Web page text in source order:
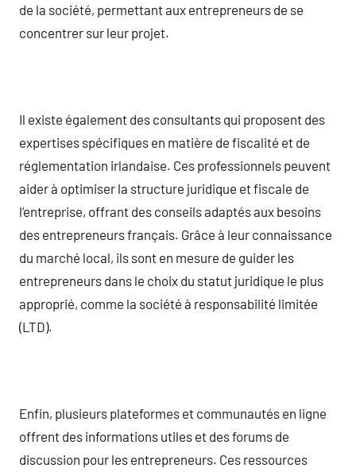
de la société, permettant aux entrepreneurs de se
concentrer sur leur projet.
Il existe également des consultants qui proposent des
expertises spécifiques en matière de fiscalité et de
réglementation irlandaise. Ces professionnels peuvent
aider à optimiser la structure juridique et fiscale de
l’entreprise, offrant des conseils adaptés aux besoins
des entrepreneurs français. Grâce à leur connaissance
du marché local, ils sont en mesure de guider les
entrepreneurs dans le choix du statut juridique le plus
approprié, comme la société à responsabilité limitée
(LTD).
Enfin, plusieurs plateformes et communautés en ligne
offrent des informations utiles et des forums de
discussion pour les entrepreneurs. Ces ressources